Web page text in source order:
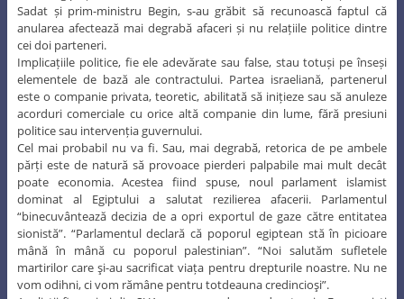
Sadat și prim-ministru Begin, s-au grăbit să recunoască faptul că
anularea afectează mai degrabă afaceri și nu relațiile politice dintre
cei doi parteneri.
Implicațiile politice, fie ele adevărate sau false, stau totuși pe înseși
elementele de bază ale contractului. Partea israeliană, partenerul
este o companie privata, teoretic, abilitată să inițieze sau să anuleze
acorduri comerciale cu orice altă companie din lume, fără presiuni
politice sau intervenția guvernului.
Cel mai probabil nu va fi. Sau, mai degrabă, retorica de pe ambele
părți este de natură să provoace pierderi palpabile mai mult decât
poate economia. Acestea fiind spuse, noul parlament islamist
dominat al Egiptului a salutat rezilierea afacerii. Parlamentul
“binecuvântează decizia de a opri exportul de gaze către entitatea
sionistă”. “Parlamentul declară că poporul egiptean stă în picioare
mână în mână cu poporul palestinian”. “Noi salutăm sufletele
martirilor care şi-au sacrificat viața pentru drepturile noastre. Nu ne
vom odihni, ci vom rămâne pentru totdeauna credincioşi”.